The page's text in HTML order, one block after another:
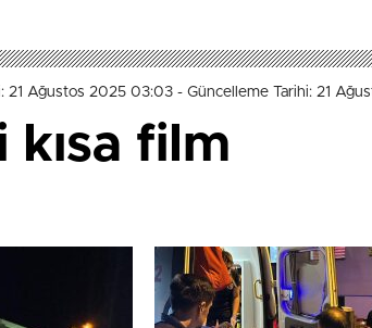
21 Ağustos 2025 03:03 - Güncelleme Tarihi: 21
kısa film